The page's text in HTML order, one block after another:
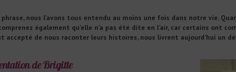
nous l’avons tous entendu au moins une fois dans notre vie.
également qu’elle n’a pas été dite en l’air, car certains ont
accepté de nous raconter leurs histoires, nous livrent aujourd’hui un
de Brigitte